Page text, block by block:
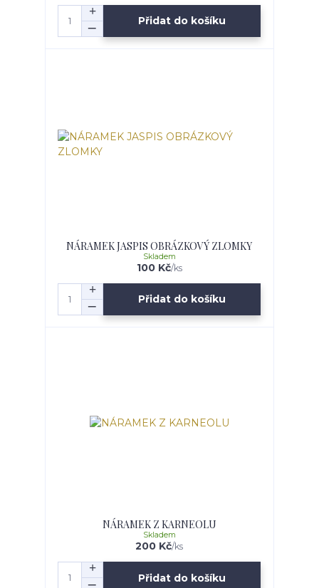
Přidat do košíku
NÁRAMEK JASPIS OBRÁZKOVÝ ZLOMKY
100 Kč/ks
Skladem
Přidat do košíku
NÁRAMEK Z KARNEOLU
200 Kč/ks
Skladem
Přidat do košíku